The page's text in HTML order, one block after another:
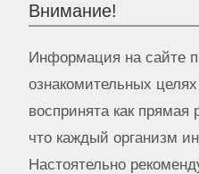
Внимание!
Информация на сайте
ознакомительных
воспринята как
что каждый организм
Настоятельно